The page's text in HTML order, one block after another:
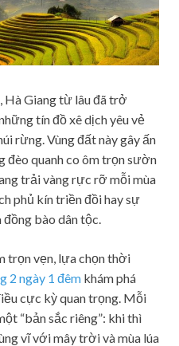
Hà Giang từ lâu đã trở
tín đồ xê dịch yêu vẻ
rừng. Vùng đất này gây ấn
quanh co ôm trọn sườn
trải vàng rực rỡ mỗi mùa
phủ kín triền đồi hay sự
đồng bào dân tộc.
trọn vẹn, lựa chọn thời
2 ngày 1 đêm khám phá
cực kỳ quan trọng. Mỗi
“bản sắc riêng”: khi thì
vĩ với mây trời và mùa lúa